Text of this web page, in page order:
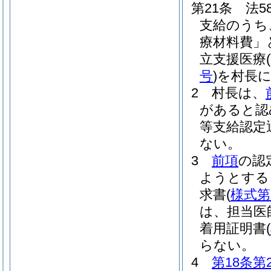
第21条
法
支給のう
療材料費」
立支援医療
号)を村長
2
村長は、
があると
等支給認定
ない。
3
前項の認
ようとす
求書(様式
は、担当
着用証明書(
らない。
4
第18条第